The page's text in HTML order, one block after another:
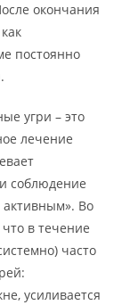
окончания
постоянно
угри – это
лечение
соблюдение
Во
в течение
часто
усиливается